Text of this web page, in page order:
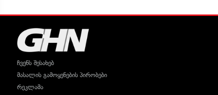
ჩვენს შესახებ
მასალის გამოყენების პირობები
რეკლამა